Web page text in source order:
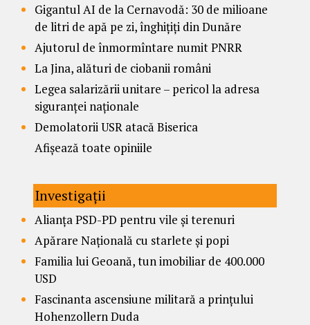
Gigantul AI de la Cernavodă: 30 de milioane
de litri de apă pe zi, înghițiți din Dunăre
Ajutorul de înmormîntare numit PNRR
La Jina, alături de ciobanii români
Legea salarizării unitare – pericol la adresa
siguranței naționale
Demolatorii USR atacă Biserica
Afișează toate opiniile
Investigații
Alianța PSD-PD pentru vile și terenuri
Apărare Națională cu starlete și popi
Familia lui Geoană, tun imobiliar de 400.000
USD
Fascinanta ascensiune militară a prințului
Hohenzollern Duda